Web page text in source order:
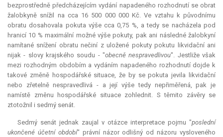
bezprostředně předcházejícím vydání napadeného rozhodnutí se obrat
žalobkyně snížil na cca 16 500 000 000 Kč. Ve vztahu k původnímu
obratu dosahovala pokuta výše cca 0,75 %, a tedy se nacházela pod
hranicí 10 % maximální možné výše pokuty, pak ani následné žalobkyní
namítané snížení obratu nečiní z uložené pokuty pokutu likvidační ani
nijak - slovy krajského soudu - "obecně nespravedlivou". Jestliže však
mezi rozhodným obdobím a vydáním napadeného rozhodnutí dojde k
takové změně hospodářské situace, že by se pokuta jevila likvidační
nebo zřetelně nespravedlivá - a její výše tedy nepřiměřená, pak je
namístě změnu hospodářské situace zohlednit. S těmito závěry se
ztotožnil i sedmý senát.
Sedmý senát jednak zaujal v otázce interpretace pojmu "poslední
ukončené účetní období" právní názor odlišný od názoru vysloveného